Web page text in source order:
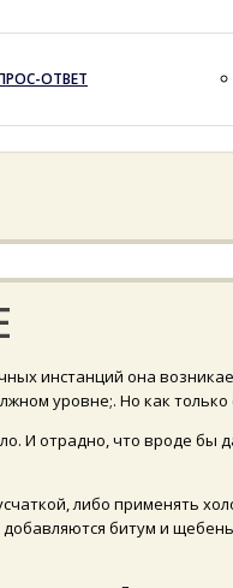
ОТВЕТ
инстанций она
уровне;. Но как
И отрадно, что вроде
либо применять
битум и